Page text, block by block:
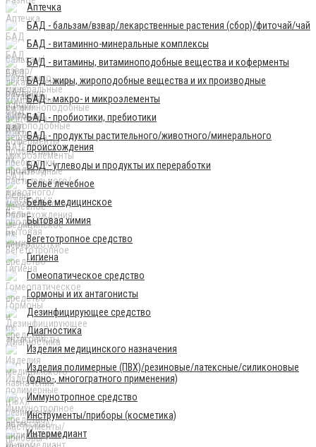
Аптечка
БАД - бальзам/взвар/лекарственные растения (сбор)/фиточай/чай
БАД - витаминно-минеральные комплексы
БАД - витамины, витаминоподобные вещества и коферменты
БАД - жиры, жироподобные вещества и их производные
БАД - макро- и микроэлементы
БАД - пробиотики, пребиотики
БАД - продукты растительного/животного/минерального
происхождения
БАД - углеводы и продукты их переработки
Бельё лечебное
Бельё медицинское
Бытовая химия
Вегетотропное средство
Гигиена
Гомеопатическое средство
Гормоны и их антагонисты
Дезинфицирующее средство
Диагностика
Изделия медицинского назначения
Изделия полимерные (ПВХ)/резиновые/латексные/силиконовые
(одно-, многогратного применения)
Иммунотропное средство
Инструменты/приборы (косметика)
Интермедиант